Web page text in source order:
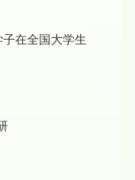
在全国大学生